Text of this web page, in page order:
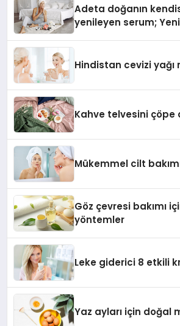
Adeta doğanın
yenileyen serum;
Hindistan cevizi yağı
Kahve telvesini çöpe
Mükemmel cilt
Göz çevresi bakımı
yöntemler
Leke giderici 8 etkili
Yaz ayları için doğal